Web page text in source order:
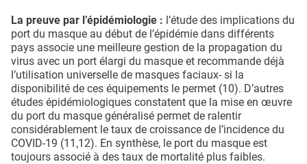
La preuve par l’épidémiologie : l’étude des implications du
port du masque au début de l’épidémie dans différents
pays associe une meilleure gestion de la propagation du
virus avec un port élargi du masque et recommande déjà
l’utilisation universelle de masques faciaux- si la
disponibilité de ces équipements le permet (10). D’autres
études épidémiologiques constatent que la mise en œuvre
du port du masque généralisé permet de ralentir
considérablement le taux de croissance de l’incidence du
COVID-19 (11,12). En synthèse, le port du masque est
toujours associé à des taux de mortalité plus faibles.